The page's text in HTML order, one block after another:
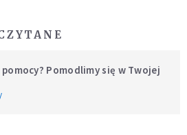
Pomodlimy się w Twojej